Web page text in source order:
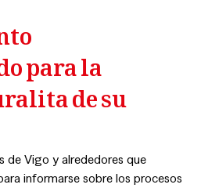
para la
de su
de Vigo y alrededores que
informarse sobre los procesos